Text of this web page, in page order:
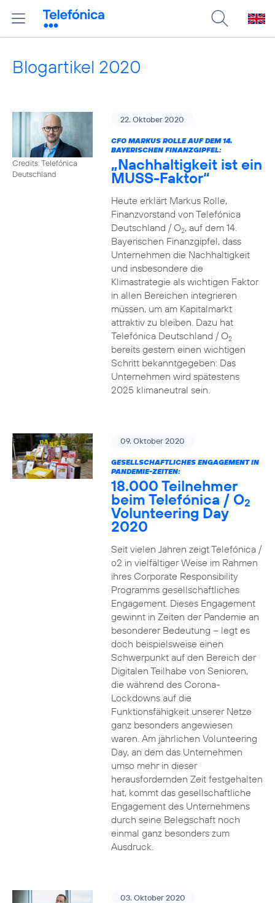
Blogartikel 2020
Credits: Telefónica
Deutschland
22. Oktober 2020
CFO MARKUS ROLLE AUF DEM 14.
BAYERISCHEN FINANZGIPFEL:
„Nachhaltigkeit ist ein
MUSS-Faktor“
Heute erklärt Markus Rolle,
Finanzvorstand von Telefónica
Deutschland / O2, auf dem 14.
Bayerischen Finanzgipfel, dass
Unternehmen die Nachhaltigkeit
und insbesondere die
Klimastrategie als wichtigen Faktor
in allen Bereichen integrieren
müssen, um am Kapitalmarkt
attraktiv zu bleiben. Dazu hat
Telefónica Deutschland / O2
bereits gestern einen wichtigen
Schritt bekanntgegeben: Das
Unternehmen wird spätestens
2025 klimaneutral sein.
09. Oktober 2020
GESELLSCHAFTLICHES ENGAGEMENT IN
PANDEMIE-ZEITEN:
18.000 Teilnehmer
beim Telefónica / O2
Volunteering Day
2020
Seit vielen Jahren zeigt Telefónica /
o2 in vielfältiger Weise im Rahmen
ihres Corporate Responsibility
Programms gesellschaftliches
Engagement. Dieses Engagement
gewinnt in Zeiten der Pandemie an
besonderer Bedeutung – legt es
doch beispielsweise einen
Schwerpunkt auf den Bereich der
Digitalen Teilhabe von Senioren,
die während des Corona-
Lockdowns auf die
Funktionsfähigkeit unserer Netze
ganz besonders angewiesen
waren. Am jährlichen Volunteering
Day, an dem das Unternehmen
umso mehr in dieser
herausfordernden Zeit festgehalten
hat, kommt das gesellschaftliche
Engagement des Unternehmens
durch seine Belegschaft noch
einmal ganz besonders zum
Ausdruck.
03. Oktober 2020